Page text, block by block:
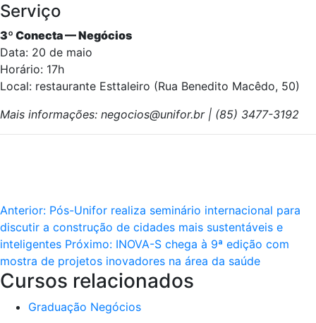
Serviço
3º Conecta — Negócios
Data: 20 de maio
Horário: 17h
Local: restaurante Esttaleiro (Rua Benedito Macêdo, 50)
Mais informações: negocios@unifor.br | (85) 3477-3192
Anterior: Pós-Unifor realiza seminário internacional para
discutir a construção de cidades mais sustentáveis e
inteligentes Próximo: INOVA-S chega à 9ª edição com
mostra de projetos inovadores na área da saúde
Cursos relacionados
Graduação Negócios